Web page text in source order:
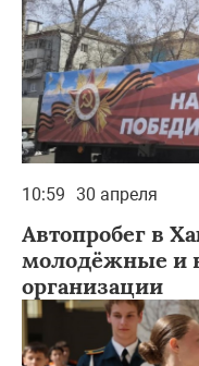
10:59 30 апреля
Автопробег в
молодёжные и
организации